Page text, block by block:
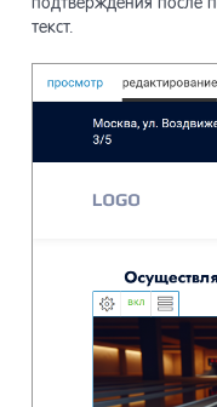
текст.